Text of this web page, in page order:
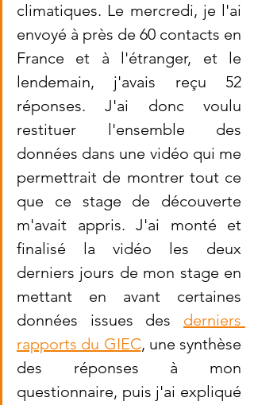
climatiques. Le mercredi, je l'ai
envoyé à près de 60 contacts en
France et à l'étranger, et le
lendemain, j'avais reçu 52
réponses. J'ai donc voulu
restituer l'ensemble des
données dans une vidéo qui me
permettrait de montrer tout ce
que ce stage de découverte
m'avait appris. J'ai monté et
finalisé la vidéo les deux
derniers jours de mon stage en
mettant en avant certaines
données issues des derniers
rapports du GIEC, une synthèse
des réponses à mon
questionnaire, puis j'ai expliqué